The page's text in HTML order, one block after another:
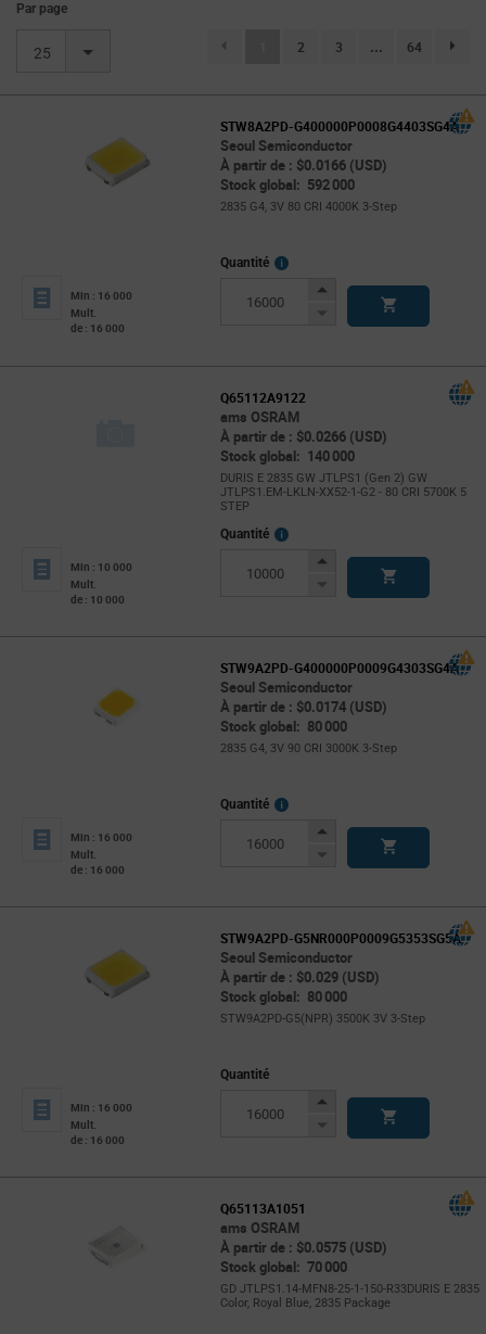
Par page
25 (current)
2 3 ... 64
STW8A2PD-G400000P0008G4403SG4A
Seoul Semiconductor
À partir de : $0.0166 (USD)
Stock global: 592 000
2835 G4, 3V 80 CRI 4000K 3-Step
Min : 16 000
Mult.
de : 16 000
Quantité
More
Increase
Decrease
Q65112A9122
ams OSRAM
À partir de : $0.0266 (USD)
Stock global: 140 000
DURIS E 2835 GW JTLPS1 (Gen 2) GW
JTLPS1.EM-LKLN-XX52-1-G2 - 80 CRI 5700K 5
STEP
Min : 10 000
Mult.
de : 10 000
Quantité
More
Increase
Decrease
STW9A2PD-G400000P0009G4303SG4A
Seoul Semiconductor
À partir de : $0.0174 (USD)
Stock global: 80 000
2835 G4, 3V 90 CRI 3000K 3-Step
Min : 16 000
Mult.
de : 16 000
Quantité
More
Increase
Decrease
STW9A2PD-G5NR000P0009G5353SG5A
Seoul Semiconductor
À partir de : $0.029 (USD)
Stock global: 80 000
STW9A2PD-G5(NPR) 3500K 3V 3-Step
Min : 16 000
Mult.
de : 16 000
Quantité
Increase
Decrease
Q65113A1051
ams OSRAM
À partir de : $0.0575 (USD)
Stock global: 70 000
GD JTLPS1.14-MFN8-25-1-150-R33DURIS E 2835
Color, Royal Blue, 2835 Package